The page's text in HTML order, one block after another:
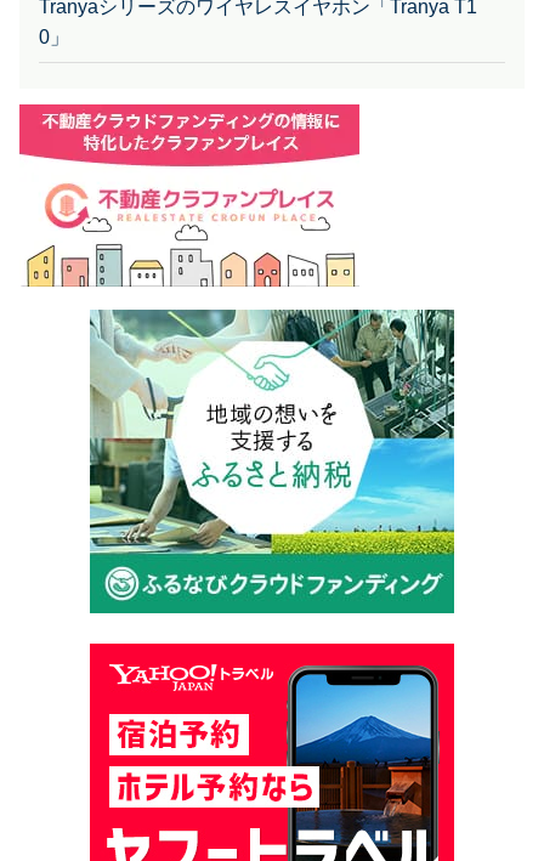
Tranyaシリーズのワイヤレスイヤホン「Tranya T1
0」